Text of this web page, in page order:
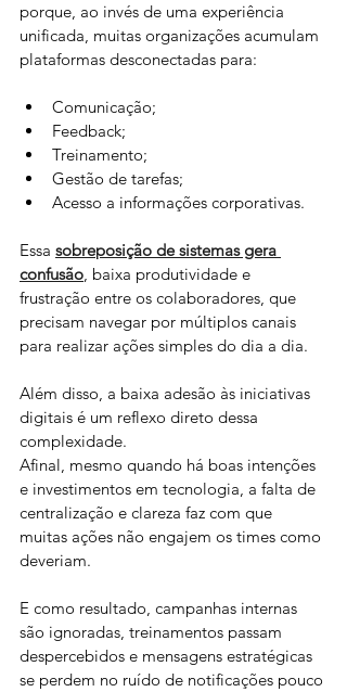
porque, ao invés de uma experiência
unificada, muitas organizações acumulam
plataformas desconectadas para:
Comunicação;
Feedback;
Treinamento;
Gestão de tarefas;
Acesso a informações corporativas.
Essa sobreposição de sistemas gera
confusão, baixa produtividade e
frustração entre os colaboradores, que
precisam navegar por múltiplos canais
para realizar ações simples do dia a dia.
Além disso, a baixa adesão às iniciativas
digitais é um reflexo direto dessa
complexidade.
Afinal, mesmo quando há boas intenções
e investimentos em tecnologia, a falta de
centralização e clareza faz com que
muitas ações não engajem os times como
deveriam.
E como resultado, campanhas internas
são ignoradas, treinamentos passam
despercebidos e mensagens estratégicas
se perdem no ruído de notificações pouco